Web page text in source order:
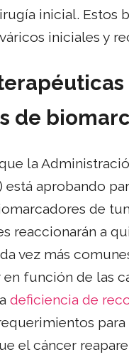
inicial. Estos
iniciales y
de
la
aprobando
de
reaccionarán a
vez más
función de las
deficiencia de
el cáncer